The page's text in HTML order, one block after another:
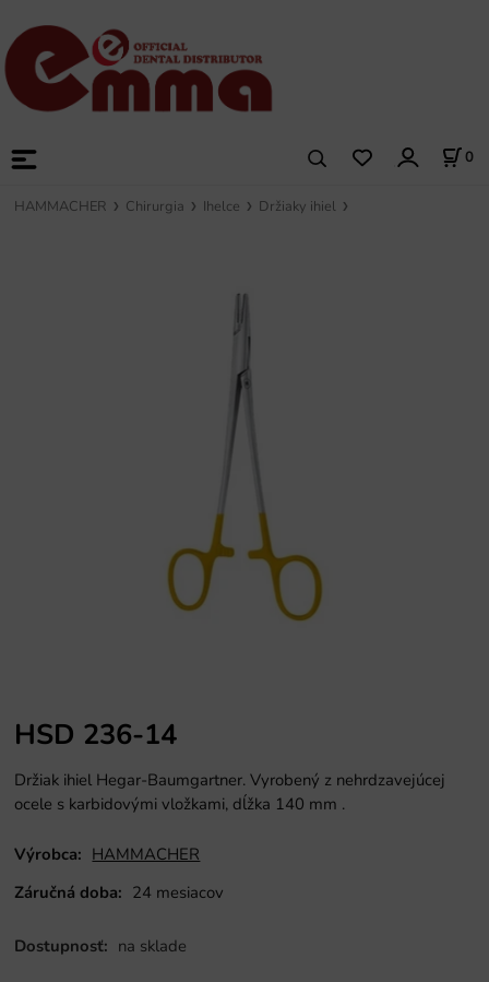
0
HAMMACHER Chirurgia Ihelce Držiaky ihiel
HSD 236-14
Držiak ihiel Hegar-Baumgartner. Vyrobený z nehrdzavejúcej
ocele s karbidovými vložkami, dĺžka 140 mm .
Výrobca: HAMMACHER
Záručná doba: 24 mesiacov
Dostupnosť: na sklade